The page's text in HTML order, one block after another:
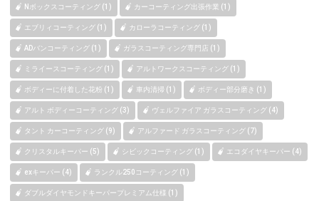
Nボックスコーティング (1) カーコーティング出張作業 (1)
エブリィコーティング (1) カローラコーティング (1)
ADバンコーティング (1) ガラスコーティング専門店 (1)
ミライースコーティング (1) アルトワークスコーティング (1)
ボディーに付着した花粉 (1) 車内清掃 (1) ボディー部分磨き (1)
アルト ボディーコーティング (3) ヴェルファイア ガラスコーティング (4)
タント カーコーティング (9) アルファード ガラスコーティング (7)
クリスタルキーパー (5) シビックコーティング (1) エコダイヤキーパー (4)
exキーパー (4) ランクル250コーティング (1)
ダブルダイヤモンドキーパープレミアム仕様 (1)